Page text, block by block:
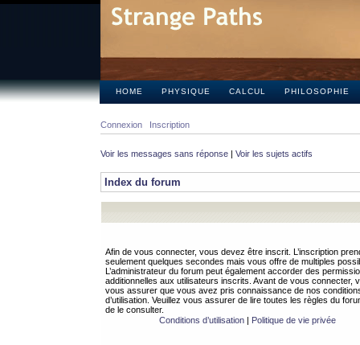
HOME PHYSIQUE CALCUL PHILOSOPHIE
Connexion Inscription
Voir les messages sans réponse | Voir les sujets actifs
Index du forum
Afin de vous connecter, vous devez être inscrit. L’inscription
seulement quelques secondes mais vous offre de multiples
L’administrateur du forum peut également accorder des
additionnelles aux utilisateurs inscrits. Avant de vous connecter,
vous assurer que vous avez pris connaissance de nos
d’utilisation. Veuillez vous assurer de lire toutes les règles du
de le consulter.
Conditions d’utilisation| Politique de vie privée